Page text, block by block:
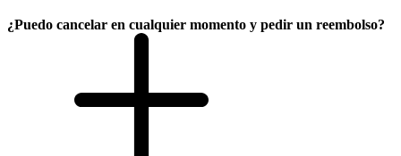
¿Puedo cancelar en cualquier momento y pedir un reembolso?